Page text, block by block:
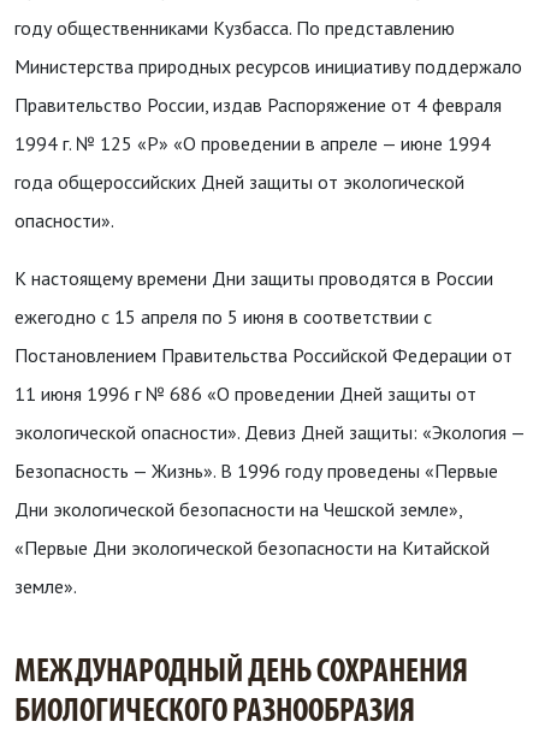
году общественниками Кузбасса. По представлению
Министерства природных ресурсов инициативу поддержало
Правительство России, издав Распоряжение от 4 февраля
1994 г. № 125 «Р» «О проведении в апреле — июне 1994
года общероссийских Дней защиты от экологической
опасности».
К настоящему времени Дни защиты проводятся в России
ежегодно с 15 апреля по 5 июня в соответствии с
Постановлением Правительства Российской Федерации от
11 июня 1996 г № 686 «О проведении Дней защиты от
экологической опасности». Девиз Дней защиты: «Экология —
Безопасность — Жизнь». В 1996 году проведены «Первые
Дни экологической безопасности на Чешской земле»,
«Первые Дни экологической безопасности на Китайской
земле».
МЕЖДУНАРОДНЫЙ ДЕНЬ СОХРАНЕНИЯ
БИОЛОГИЧЕСКОГО РАЗНООБРАЗИЯ